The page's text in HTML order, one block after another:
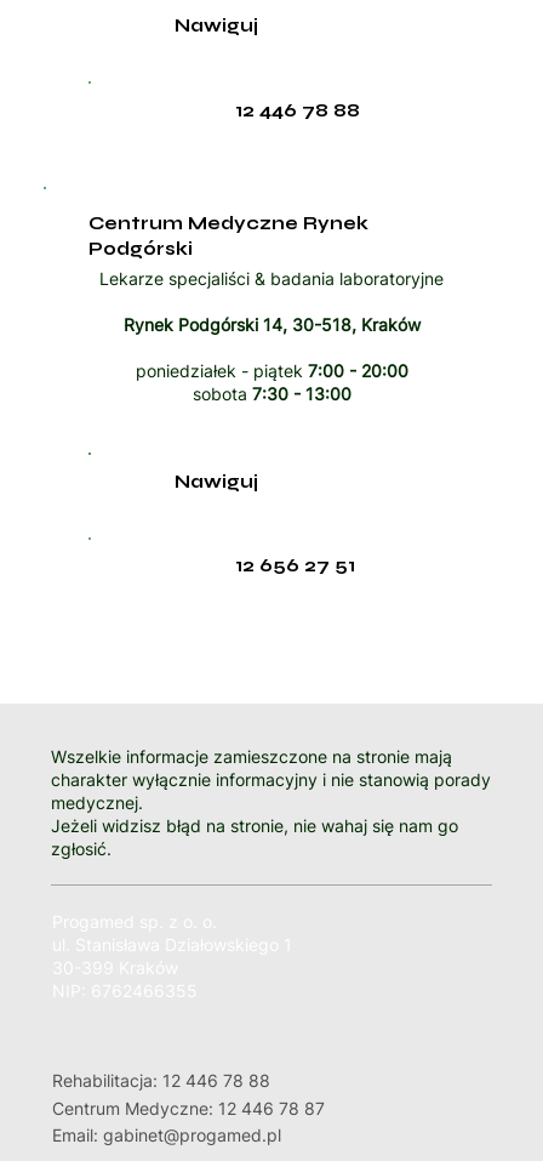
12 446 78 88
Nawiguj
Centrum Medyczne Rynek
Podgórski
Lekarze specjaliści & badania laboratoryjne
Rynek Podgórski 14, 30-518, Kraków
poniedziałek - piątek 7:00 - 20:00
sobota 7:30 - 13:00
12 656 27 51
Nawiguj
Wszelkie informacje zamieszczone na stronie mają
charakter wyłącznie informacyjny i nie stanowią porady
medycznej.
Jeżeli widzisz błąd na stronie, nie wahaj się nam go
zgłosić.
Rehabilitacja: 12 446 78 88
Centrum Medyczne: 12 446 78 87
Email: gabinet@progamed.pl